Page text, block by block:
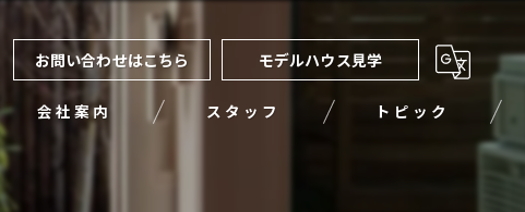
お問い合わせはこちら モデルハウス見学
会社案内 スタッフ トピック